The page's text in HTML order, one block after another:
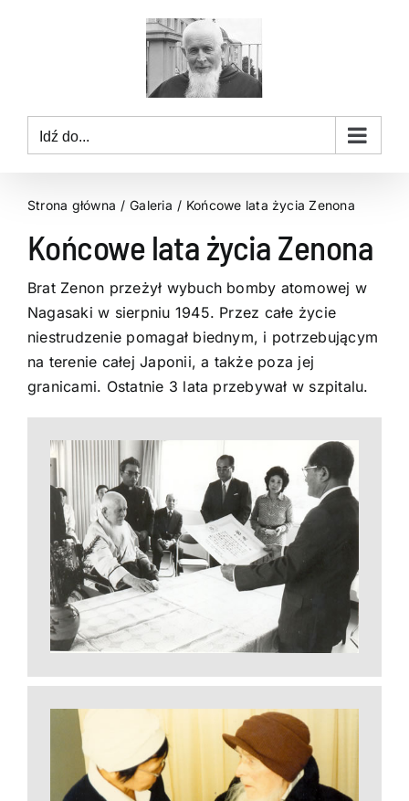
Idź do...
Strona główna Galeria Końcowe lata życia Zenona
Końcowe lata życia Zenona
Brat Zenon przeżył wybuch bomby atomowej w
Nagasaki w sierpniu 1945. Przez całe życie
niestrudzenie pomagał biednym, i potrzebującym
na terenie całej Japonii, a także poza jej
granicami. Ostatnie 3 lata przebywał w szpitalu.